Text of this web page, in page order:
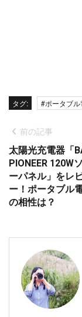
タグ: #ポータブル
前の記事
太陽光充電器「
PIONEER 120W
ーパネル」をレ
ー！ポータブル
の相性は？